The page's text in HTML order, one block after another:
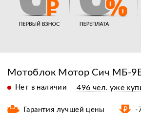
Мотоблок Мотор Сич МБ-
Нет в наличии 496 чел. уже
Гарантия лучшей цены -